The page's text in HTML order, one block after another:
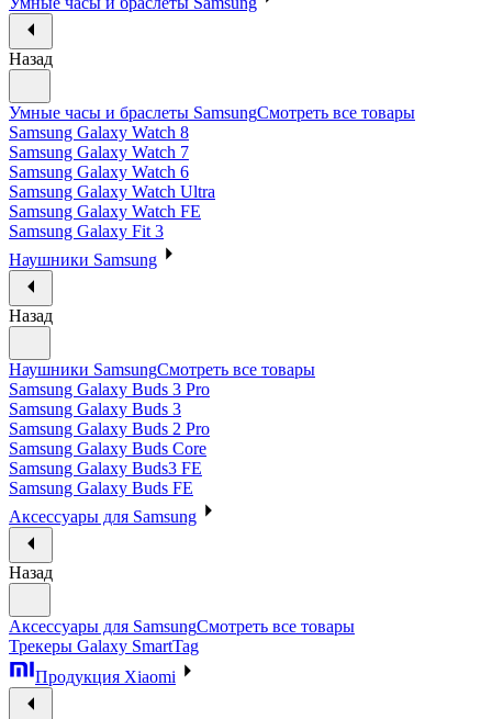
Назад
Умные часы и браслеты SamsungСмотреть все товары
Samsung Galaxy Watch 8
Samsung Galaxy Watch 7
Samsung Galaxy Watch 6
Samsung Galaxy Watch Ultra
Samsung Galaxy Watch FE
Samsung Galaxy Fit 3
Наушники Samsung
Назад
Наушники SamsungСмотреть все товары
Samsung Galaxy Buds 3 Pro
Samsung Galaxy Buds 3
Samsung Galaxy Buds 2 Pro
Samsung Galaxy Buds Core
Samsung Galaxy Buds3 FE
Samsung Galaxy Buds FE
Аксессуары для Samsung
Назад
Аксессуары для SamsungСмотреть все товары
Трекеры Galaxy SmartTag
Продукция Xiaomi